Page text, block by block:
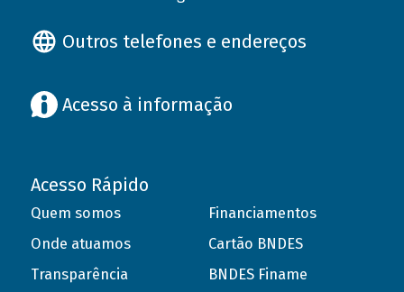
Outros telefones e endereços
Acesso à informação
Acesso Rápido
Quem somos
Onde atuamos
Transparência
Financiamentos
Cartão BNDES
BNDES Finame